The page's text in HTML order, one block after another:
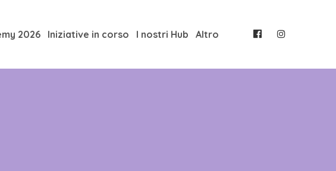
2026 Iniziative in corso I nostri Hub Altro